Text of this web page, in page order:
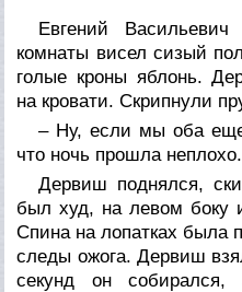
Евгений
комнаты висел сизый
голые кроны яблонь.
на кровати. Скрипнули
– Ну, если мы оба
что ночь прошла неплохо.
Дервиш поднялся,
был худ, на левом боку
Спина на лопатках была
следы ожога. Дервиш
секунд он